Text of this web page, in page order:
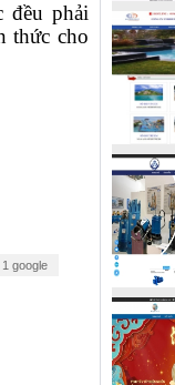
đều phải
thức cho
1 google